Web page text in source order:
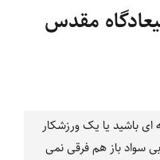
مقدس
باشید یا یک ورزشکار
سواد باز هم فرقی نمی